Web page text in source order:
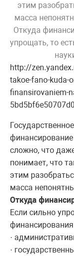
этим
масса
Откуда
упрощать, то
http://
takoe-fano-kuda-
finansirovaniem-
финансирование
сложно, что
понимает, что
этим
масса
Откуда
Если сильно
·
·